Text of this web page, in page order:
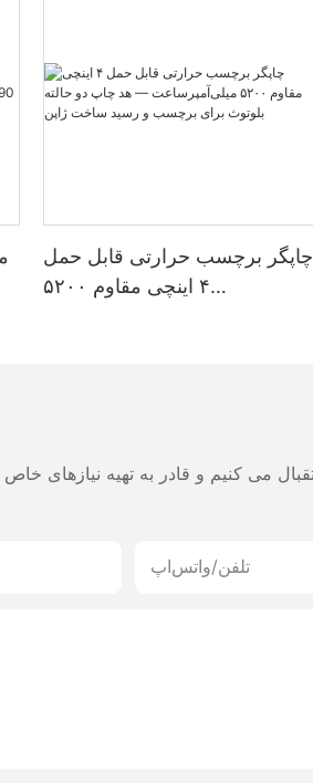
چاپگر برچسب حرارتی قابل حمل
۴ اینچی مقاوم ۵۲۰۰
تلفن/واتس‌اپ